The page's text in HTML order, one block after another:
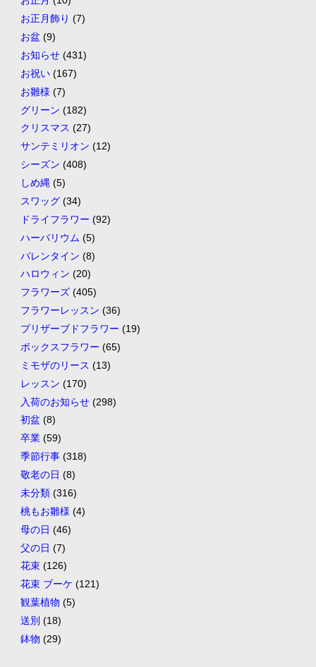
お正月飾り (7)
お盆 (9)
お知らせ(431)
お祝い(167)
お雛様 (7)
グリーン (182)
クリスマス (27)
サンテミリオン (12)
シーズン (408)
しめ縄 (5)
スワッグ(34)
ドライフラワー (92)
ハーバリウム (5)
バレンタイン (8)
ハロウィン (20)
フラワーズ(405)
フラワーレッスン (36)
プリザーブドフラワー (19)
ボックスフラワー (65)
ミモザのリース (13)
レッスン (170)
入荷のお知らせ(298)
初盆 (8)
卒業(59)
季節行事(318)
敬老の日 (8)
未分類(316)
桃もお雛様 (4)
母の日 (46)
父の日 (7)
花束(126)
花束 ブーケ (121)
観葉植物 (5)
送別 (18)
鉢物 (29)